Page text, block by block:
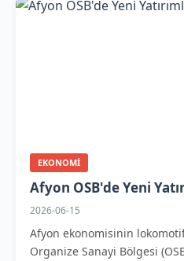
EKONOMI
Afyon OSB'de Yeni
2026-06-15
Afyon ekonomisinin
Organize Sanayi Bölgesi